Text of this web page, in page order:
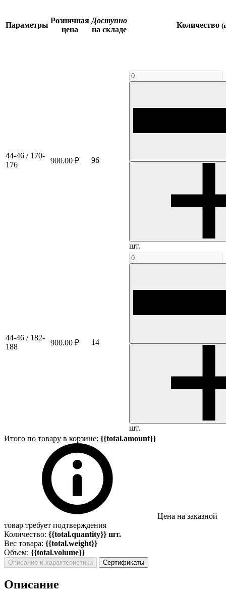
Параметры
Розничная
цена
Доступно
на складе
Количество
44-46 / 170-
176
900.00 ₽ 96
шт.
44-46 / 182-
188
900.00 ₽ 14
шт.
Итого по товару в корзине: {{total.amount}}
Цена на заказной
товар требует подтверждения
Количество: {{total.quantity}} шт.
Вес товара: {{total.weight}}
Объем: {{total.volume}}
Описание и характеристики Сертификаты
Описание